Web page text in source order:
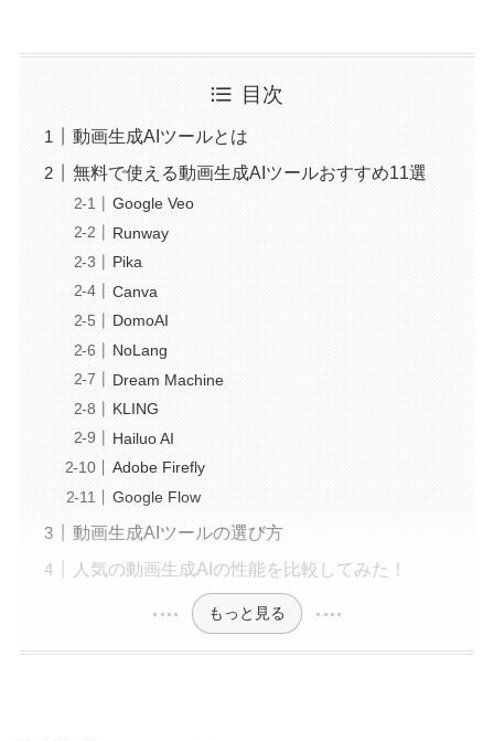
目次
動画生成AIツールとは
無料で使える動画生成AIツールおすすめ11選
Google Veo
Runway
Pika
Canva
DomoAI
NoLang
Dream Machine
KLING
Hailuo AI
Adobe Firefly
Google Flow
動画生成AIツールの選び方
人気の動画生成AIの性能を比較してみた！
もっと見る